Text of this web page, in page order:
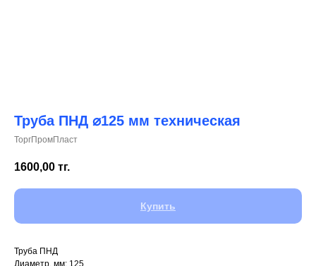
(700) 730-70-73
Труба ПНД ⌀125 мм техническая
ТоргПромПласт
1600,00 тг.
Купить
Труба ПНД